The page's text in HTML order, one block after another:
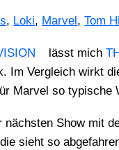
, Loki, Marvel ,Tom
lässt mich
Im Ver­gleich wirkt
Mar­vel so typi­sche
Show mit
sieht so